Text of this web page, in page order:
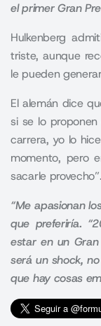
el primer Gran
Hulkenberg
triste, aunque
le pueden
El alemán dice
si se lo
carrera, yo lo
momento, pero
sacarle provecho”.
“Me apasionan
que preferiría.
estar en un
será un shock,
que hay cosas